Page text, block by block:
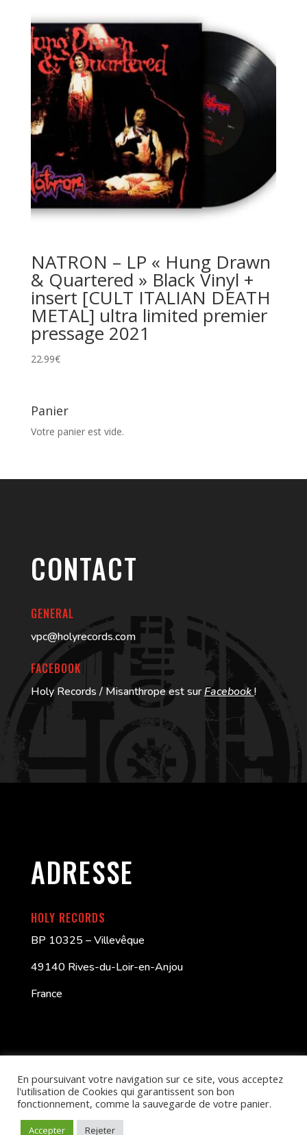
NATRON – LP « Hung Drawn
& Quartered » Black Vinyl +
insert [CULT ITALIAN DEATH
METAL] ultra limited premier
pressage 2021
22.99€
Panier
Votre panier est vide.
CONTACT
GENERAL
vpc@holyrecords.com
FACEBOOK
Holy Records / Misanthrope est surFacebook!
ADRESSE
HOLY RECORDS
BP 10325 – Villevêque
49140 Rives-du-Loir-en-Anjou
France
Better Call Swayb| HOLY RECORDS – © 2024
En poursuivant votre navigation sur ce site, vous acceptez
l'utilisation de Cookies qui garantissent son bon
fonctionnement, comme la sauvegarde de votre panier.
Accepter Rejeter